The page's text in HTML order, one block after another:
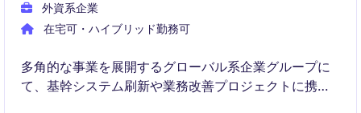
外資系企業
在宅可・ハイブリッド勤務可
多角的な事業を展開するグローバル系企業グループに
て、基幹システム刷新や業務改善プロジェクトに携わ